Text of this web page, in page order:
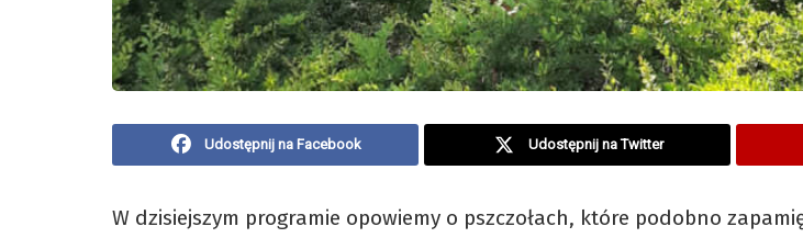
Udostępnij na Facebook Udostępnij na Twitter
W dzisiejszym programie opowiemy o pszczołach, które podobno